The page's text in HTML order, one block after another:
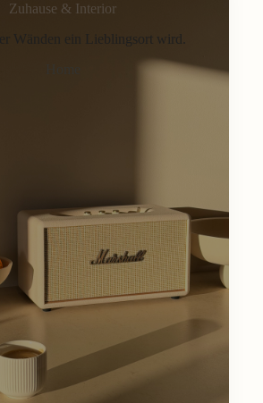
Zuhause & Interior
Wänden ein Lieblingsort wird.